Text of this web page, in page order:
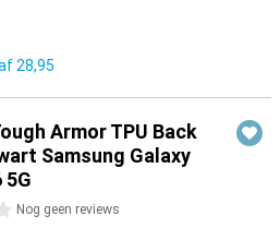
28,95
Armor TPU Back
Samsung Galaxy
5G
Nog geen reviews